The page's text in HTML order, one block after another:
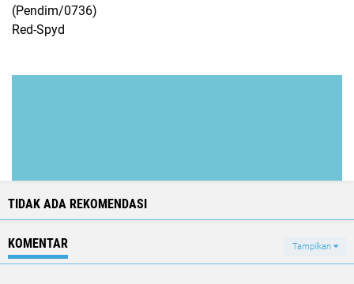
(Pendim/0736)
Red-Spyd
TIDAK ADA REKOMENDASI
KOMENTAR Tampilkan